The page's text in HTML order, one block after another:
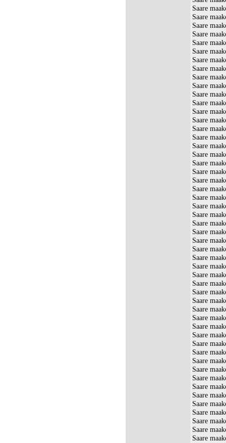
Saare
Saare
Saare
Saare
Saare
Saare
Saare
Saare
Saare
Saare
Saare
Saare
Saare
Saare
Saare
Saare
Saare
Saare
Saare
Saare
Saare
Saare
Saare
Saare
Saare
Saare
Saare
Saare
Saare
Saare
Saare
Saare
Saare
Saare
Saare
Saare
Saare
Saare
Saare
Saare
Saare
Saare
Saare
Saare
Saare
Saare
Saare
Saare
Saare
Saare
Saare